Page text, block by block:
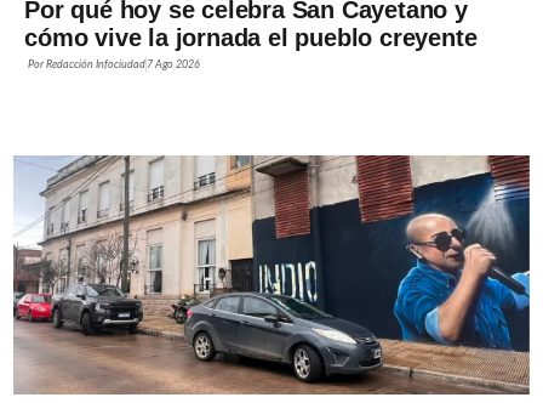
Por qué hoy se celebra San Cayetano y
cómo vive la jornada el pueblo creyente
PorRedacción Infociudad 7 Ago 2026